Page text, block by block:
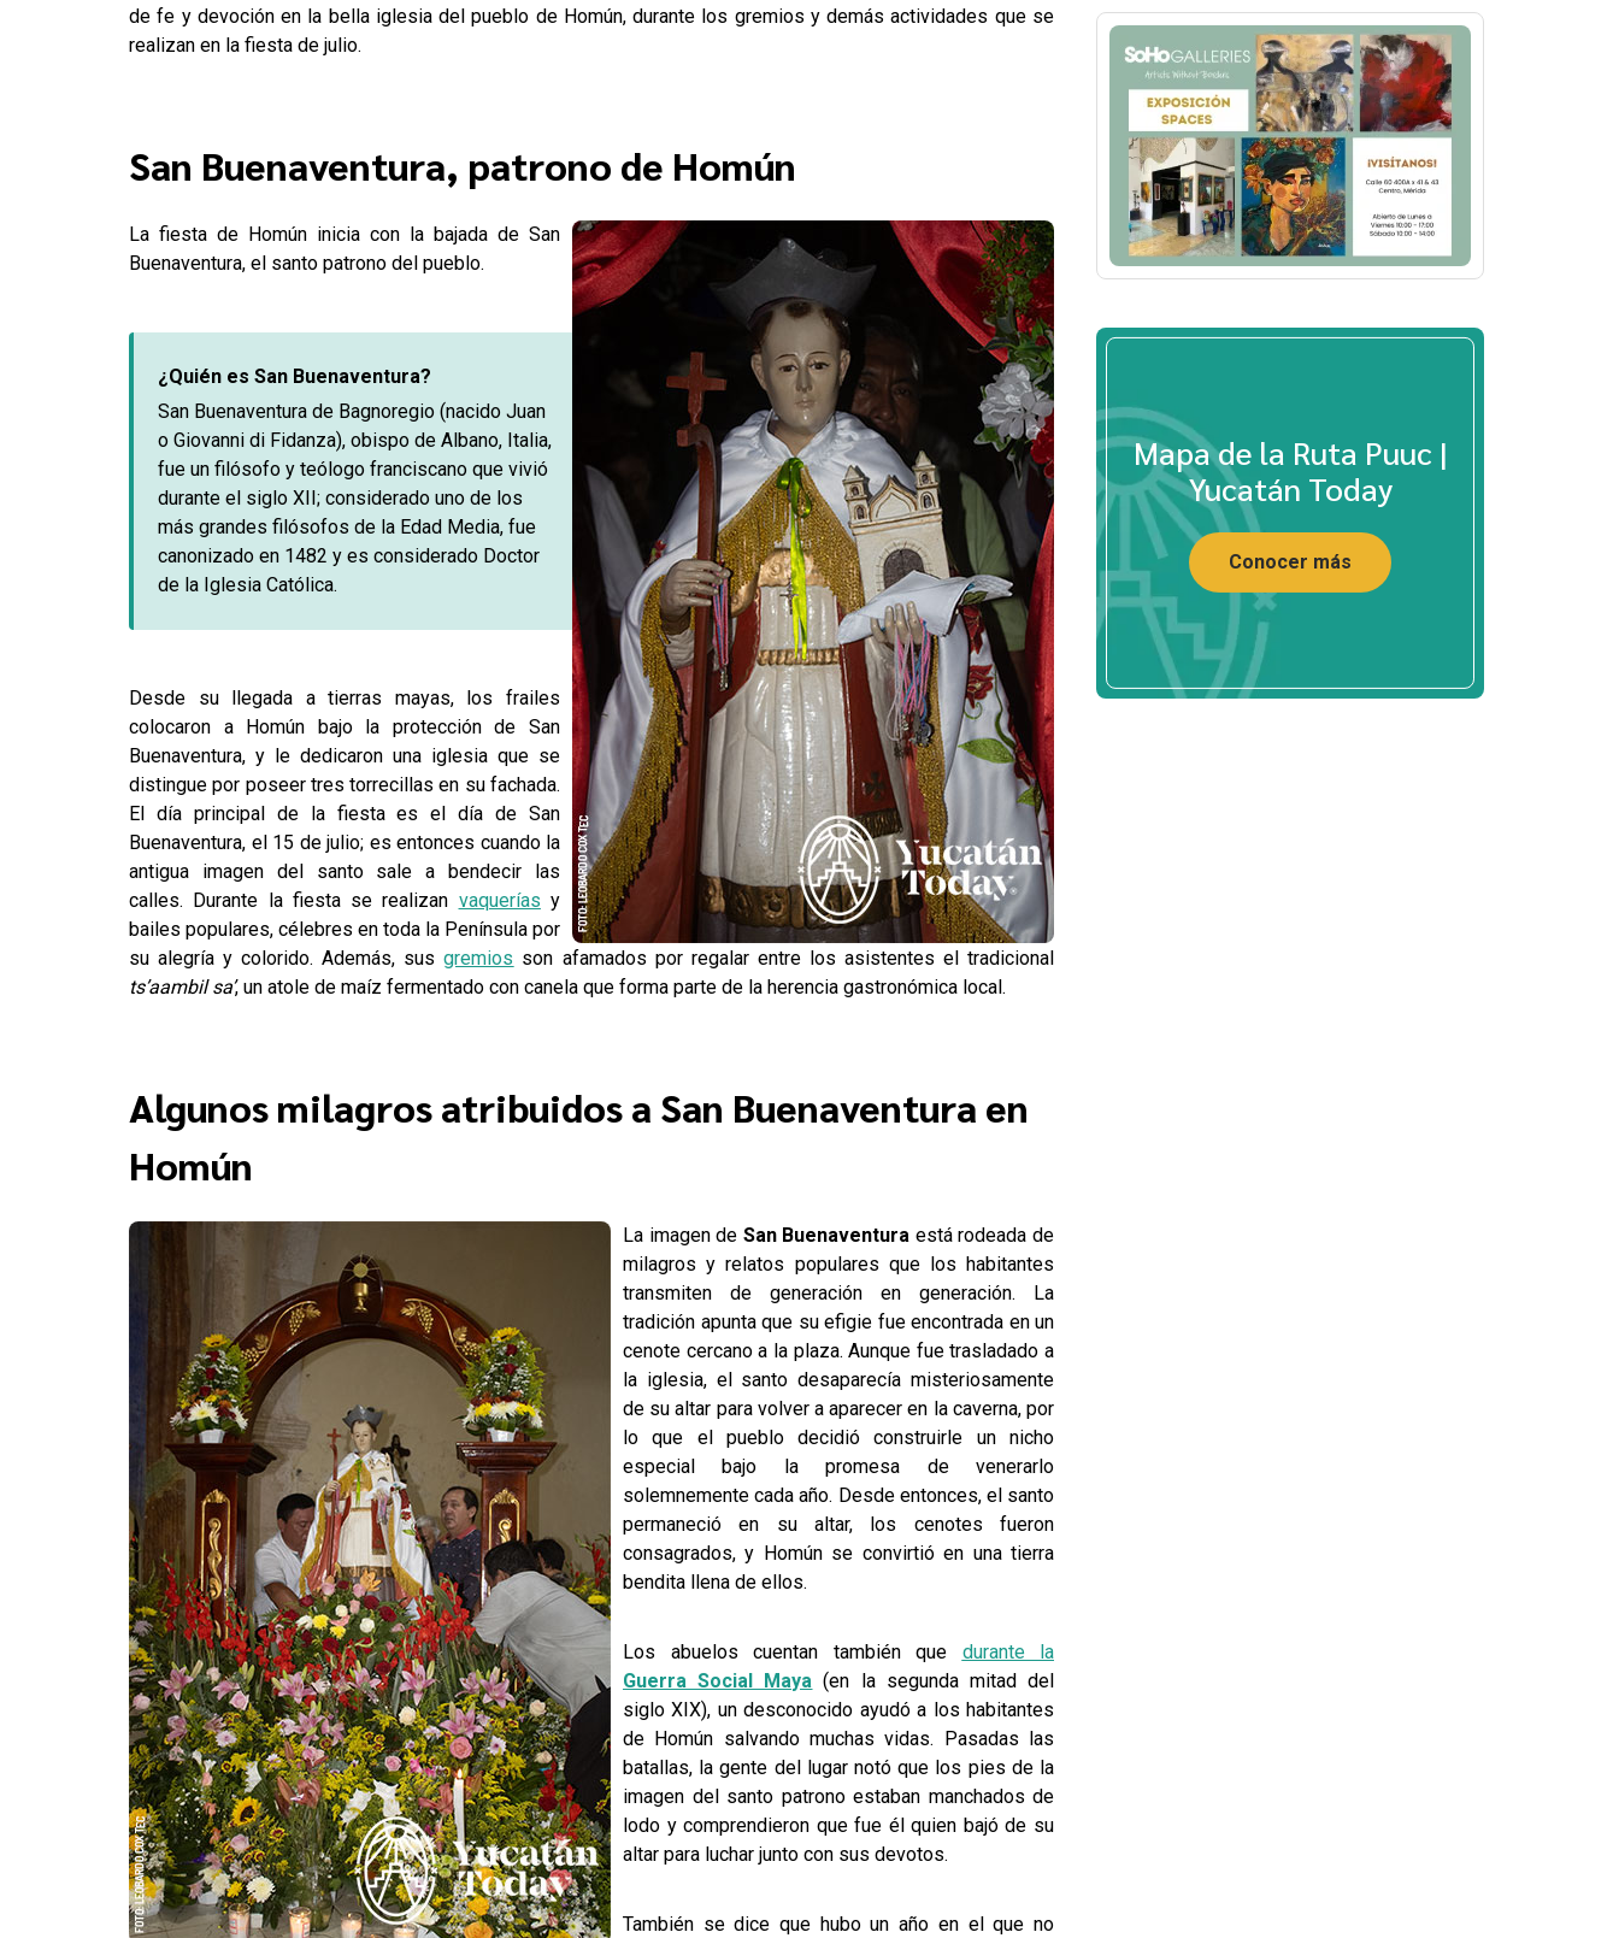
de fe y devoción en la bella iglesia del pueblo de Homún, durante los gremios y demás actividades que se
realizan en la fiesta de julio.
San Buenaventura, patrono de Homún
La fiesta de Homún inicia con la bajada de San
Buenaventura, el santo patrono del pueblo.
¿Quién es San Buenaventura?
San Buenaventura de Bagnoregio (nacido Juan
o Giovanni di Fidanza), obispo de Albano, Italia,
fue un filósofo y teólogo franciscano que vivió
durante el siglo XII; considerado uno de los
más grandes filósofos de la Edad Media, fue
canonizado en 1482 y es considerado Doctor
de la Iglesia Católica.
Desde su llegada a tierras mayas, los frailes
colocaron a Homún bajo la protección de San
Buenaventura, y le dedicaron una iglesia que se
distingue por poseer tres torrecillas en su fachada.
El día principal de la fiesta es el día de San
Buenaventura, el 15 de julio; es entonces cuando la
antigua imagen del santo sale a bendecir las
calles. Durante la fiesta se realizan vaquerías y
bailes populares, célebres en toda la Península por
su alegría y colorido. Además, susgremios son afamados por regalar entre los asistentes el tradicional
ts’aambil sa’, un atole de maíz fermentado con canela que forma parte de la herencia gastronómica local.
Algunos milagros atribuidos a San Buenaventura en
Homún
La imagen de San Buenaventura está rodeada de
milagros y relatos populares que los habitantes
transmiten de generación en generación. La
tradición apunta que su efigie fue encontrada en un
cenote cercano a la plaza. Aunque fue trasladado a
la iglesia, el santo desaparecía misteriosamente
de su altar para volver a aparecer en la caverna, por
lo que el pueblo decidió construirle un nicho
especial bajo la promesa de venerarlo
solemnemente cada año. Desde entonces, el santo
permaneció en su altar, los cenotes fueron
consagrados, y Homún se convirtió en una tierra
bendita llena de ellos.
Los abuelos cuentan también que durante la
Guerra Social Maya (en la segunda mitad del
siglo XIX), un desconocido ayudó a los habitantes
de Homún salvando muchas vidas. Pasadas las
batallas, la gente del lugar notó que los pies de la
imagen del santo patrono estaban manchados de
lodo y comprendieron que fue él quien bajó de su
altar para luchar junto con sus devotos.
También se dice que hubo un año en el que no
Mapa de la Ruta Puuc |
Yucatán Today
Conocer más